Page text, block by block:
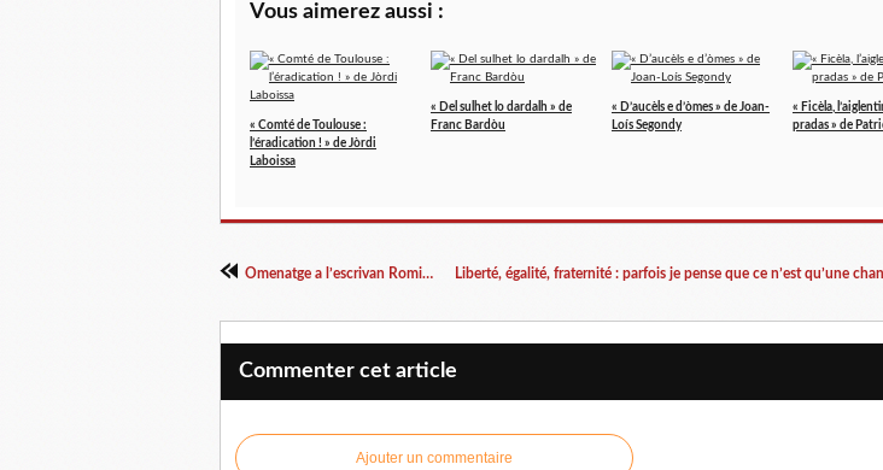
Vous aimerez aussi :
« Comté de Toulouse :
l’éradication ! » de Jòrdi
Laboissa
« Del sulhet lo dardalh » de
Franc Bardòu
« D’aucèls e d’òmes » de Joan-
Loís Segondy
« Ficèla,
pradas » de
Omenatge a l’escrivan Romieg Jumèu
Commenter cet article
Ajouter un commentaire